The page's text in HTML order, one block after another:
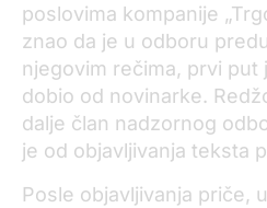
poslovima kompanije
znao da je u odboru
njegovim rečima, prvi put
dobio od novinarke.
dalje član nadzornog
je od objavljivanja teksta
Posle objavljivanja priče,